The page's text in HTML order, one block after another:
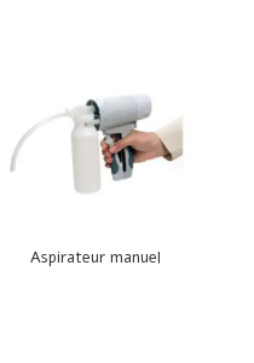
Aspirateur manuel